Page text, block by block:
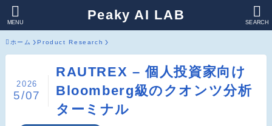
Peaky AI LAB SEARCH
MENU
ホーム Product Research
RAUTREX – 個人投資家向け
Bloomberg級のクオンツ分析
ターミナル
2026
5/07